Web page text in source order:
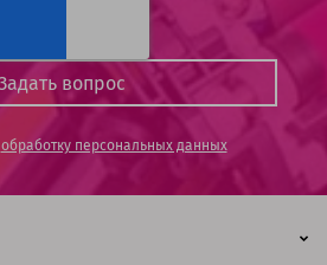
обработку персональных данных